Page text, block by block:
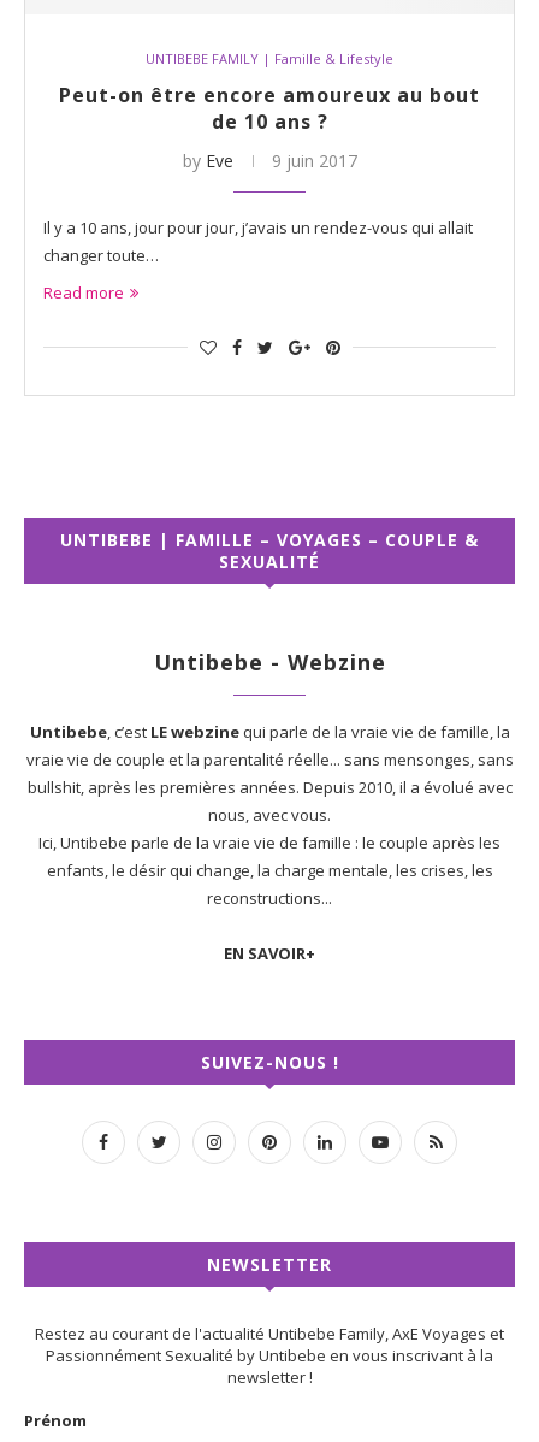
UNTIBEBE FAMILY | Famille & Lifestyle
Peut-on être encore amoureux au bout
de 10 ans ?
by Eve 9 juin 2017
Il y a 10 ans, jour pour jour, j’avais un rendez-vous qui allait
changer toute…
Read more
UNTIBEBE | FAMILLE – VOYAGES – COUPLE &
SEXUALITÉ
Untibebe - Webzine
Untibebe, c’est LE webzinequi parle de la vraie vie de famille, la
vraie vie de couple et la parentalité réelle... sans mensonges, sans
bullshit, après les premières années. Depuis 2010, il a évolué avec
nous, avec vous.
Ici, Untibebe parle de la vraie vie de famille : le couple après les
enfants, le désir qui change, la charge mentale, les crises, les
reconstructions...
EN SAVOIR+
SUIVEZ-NOUS !
NEWSLETTER
Restez au courant de l'actualité Untibebe Family, AxE Voyages et
Passionnément Sexualité by Untibebe en vous inscrivant à la
newsletter !
Prénom